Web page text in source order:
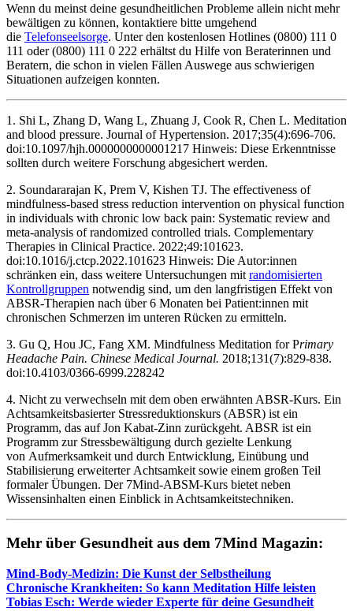
Wenn du meinst deine gesundheitlichen Probleme allein nicht mehr
bewältigen zu können, kontaktiere bitte umgehend
die Telefonseelsorge. Unter den kostenlosen Hotlines (0800) 111 0
111 oder (0800) 111 0 222 erhältst du Hilfe von Beraterinnen und
Beratern, die schon in vielen Fällen Auswege aus schwierigen
Situationen aufzeigen konnten.
1. Shi L, Zhang D, Wang L, Zhuang J, Cook R, Chen L. Meditation
and blood pressure. Journal of Hypertension. 2017;35(4):696-706.
doi:10.1097/hjh.0000000000001217 Hinweis: Diese Erkenntnisse
sollten durch weitere Forschung abgesichert werden.
2. Soundararajan K, Prem V, Kishen TJ. The effectiveness of
mindfulness-based stress reduction intervention on physical function
in individuals with chronic low back pain: Systematic review and
meta-analysis of randomized controlled trials. Complementary
Therapies in Clinical Practice. 2022;49:101623.
doi:10.1016/j.ctcp.2022.101623 ‌Hinweis: Die Autor:innen
schränken ein, dass weitere Untersuchungen mit randomisierten
Kontrollgruppen notwendig sind, um den langfristigen Effekt von
ABSR-Therapien nach über 6 Monaten bei Patient:innen mit
chronischen Schmerzen im unteren Rücken zu ermitteln.
3. Gu Q, Hou JC, Fang XM. Mindfulness Meditation for Primary
Headache Pain. Chinese Medical Journal. 2018;131(7):829-838.
doi:10.4103/0366-6999.228242
4. Nicht zu verwechseln mit dem oben erwähnten ABSR-Kurs. Ein
Achtsamkeitsbasierter Stressreduktionskurs (ABSR) ist ein
Programm, das auf Jon Kabat-Zinn zurückgeht. ABSR ist ein
Programm zur Stressbewältigung durch gezielte Lenkung
von Aufmerksamkeit und durch Entwicklung, Einübung und
Stabilisierung erweiterter Achtsamkeit sowie einem großen Teil
formaler Übungen. Der 7Mind-ABSM-Kurs bietet neben
Wissensinhalten einen Einblick in Achtsamkeitstechniken.
Mehr über Gesund­heit aus dem 7Mind Maga­zin:
Mind-Body-Medi­zin: Die Kunst der Selbst­hei­lung
Chro­ni­sche Krank­hei­ten: So kann Medi­ta­tion Hilfe leis­ten
Tobias Esch: Werde wieder Experte für deine Gesund­heit